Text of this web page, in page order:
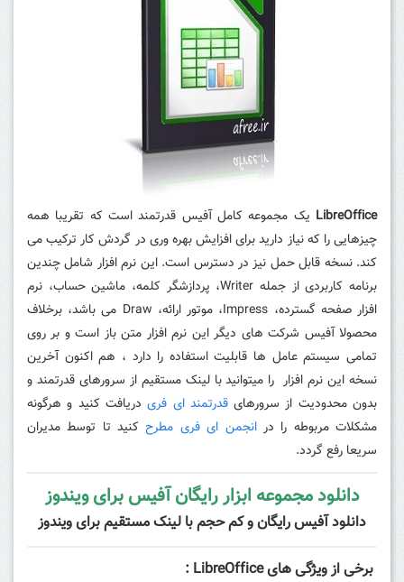
LibreOffice یک مجموعه کامل آفیس قدرتمند است که تقریبا همه
چیزهایی را که نیاز دارید برای افزایش بهره وری در گردش کار ترکیب می
کند. نسخه قابل حمل نیز در دسترس است. این نرم افزار شامل چندین
برنامه کاربردی از جمله Writer، پردازشگر کلمه، ماشین حساب، نرم
افزار صفحه گسترده، Impress، موتور ارائه، Draw می باشد، برخلاف
محصولا آفیس شرکت های دیگر این نرم افزار متن باز است و بر روی
تمامی سیستم عامل ها قابلیت استفاده را دارد ، هم اکنون آخرین
نسخه این نرم افزار را میتوانید با لینک مستقیم از سرورهای قدرتمند و
بدون محدودیت از سرورهایقدرتمند ای فریدریافت کنید و هرگونه
مشکلات مربوطه را در انجمن ای فری مطرح کنید تا توسط مدیران
سریعا رفع گردد.
دانلود مجموعه ابزار رایگان آفیس برای ویندوز
دانلود آفیس رایگان و کم حجم با لینک مستقیم برای ویندوز
برخی از ویژگی های LibreOffice :